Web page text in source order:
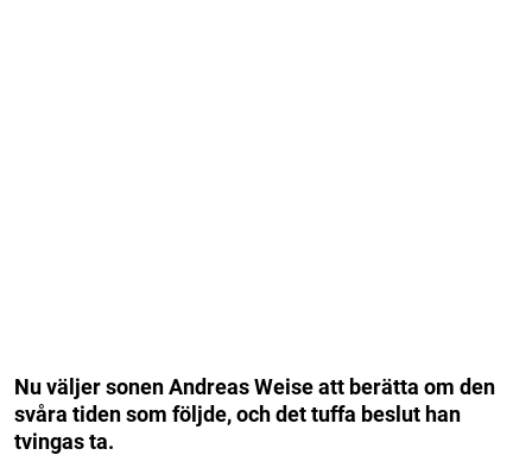
Nu väljer sonen Andreas Weise att berätta om den
svåra tiden som följde, och det tuffa beslut han
tvingas ta.